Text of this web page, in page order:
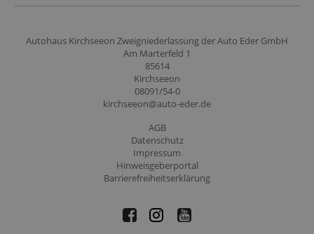
Autohaus Kirchseeon Zweigniederlassung der Auto Eder GmbH
Am Marterfeld 1
85614
Kirchseeon
08091/54-0
kirchseeon@auto-eder.de
AGB
Datenschutz
Impressum
Hinweisgeberportal
Barrierefreiheitserklärung